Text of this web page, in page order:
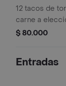
12 tacos de
carne a
cebolla
$ 80.000
Entradas